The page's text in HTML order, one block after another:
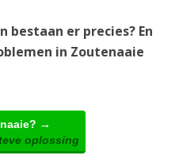
er precies? En
in Zoutenaaie
→
oplossing